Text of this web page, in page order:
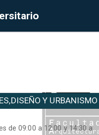
Y URBANISMO
de 09:00 a 12:00 y 14:30 a